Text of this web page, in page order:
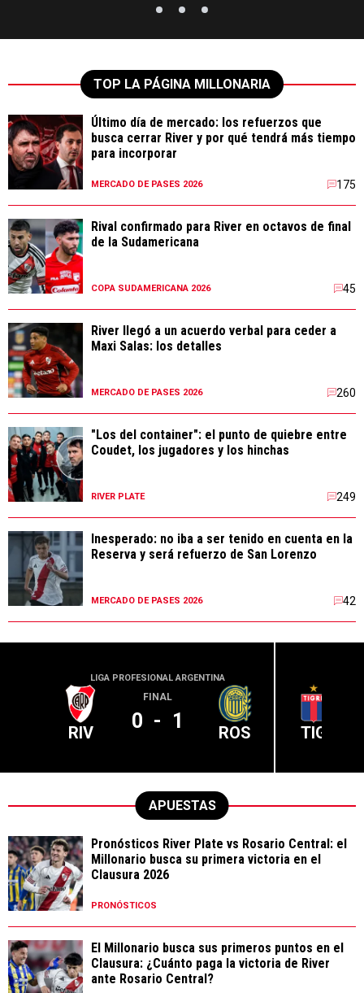
TOP LA PÁGINA MILLONARIA
Último día de mercado: los refuerzos que
busca cerrar River y por qué tendrá más tiempo
para incorporar
MERCADO DE PASES 2026 175
Rival confirmado para River en octavos de final
de la Sudamericana
COPA SUDAMERICANA 2026 45
River llegó a un acuerdo verbal para ceder a
Maxi Salas: los detalles
MERCADO DE PASES 2026 260
"Los del container": el punto de quiebre entre
Coudet, los jugadores y los hinchas
RIVER PLATE 249
Inesperado: no iba a ser tenido en cuenta en la
Reserva y será refuerzo de San Lorenzo
MERCADO DE PASES 2026 42
LIGA PROFESIONAL ARGENTINA
RIV
FINAL
0 - 1 ROS TIG
APUESTAS
Pronósticos River Plate vs Rosario Central: el
Millonario busca su primera victoria en el
Clausura 2026
PRONÓSTICOS
El Millonario busca sus primeros puntos en el
Clausura: ¿Cuánto paga la victoria de River
ante Rosario Central?